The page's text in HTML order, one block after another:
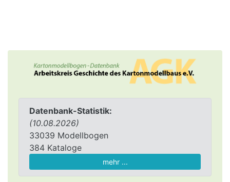
Datenbank-Statistik:
(10.08.2026)
33039 Modellbogen
384 Kataloge
mehr ...